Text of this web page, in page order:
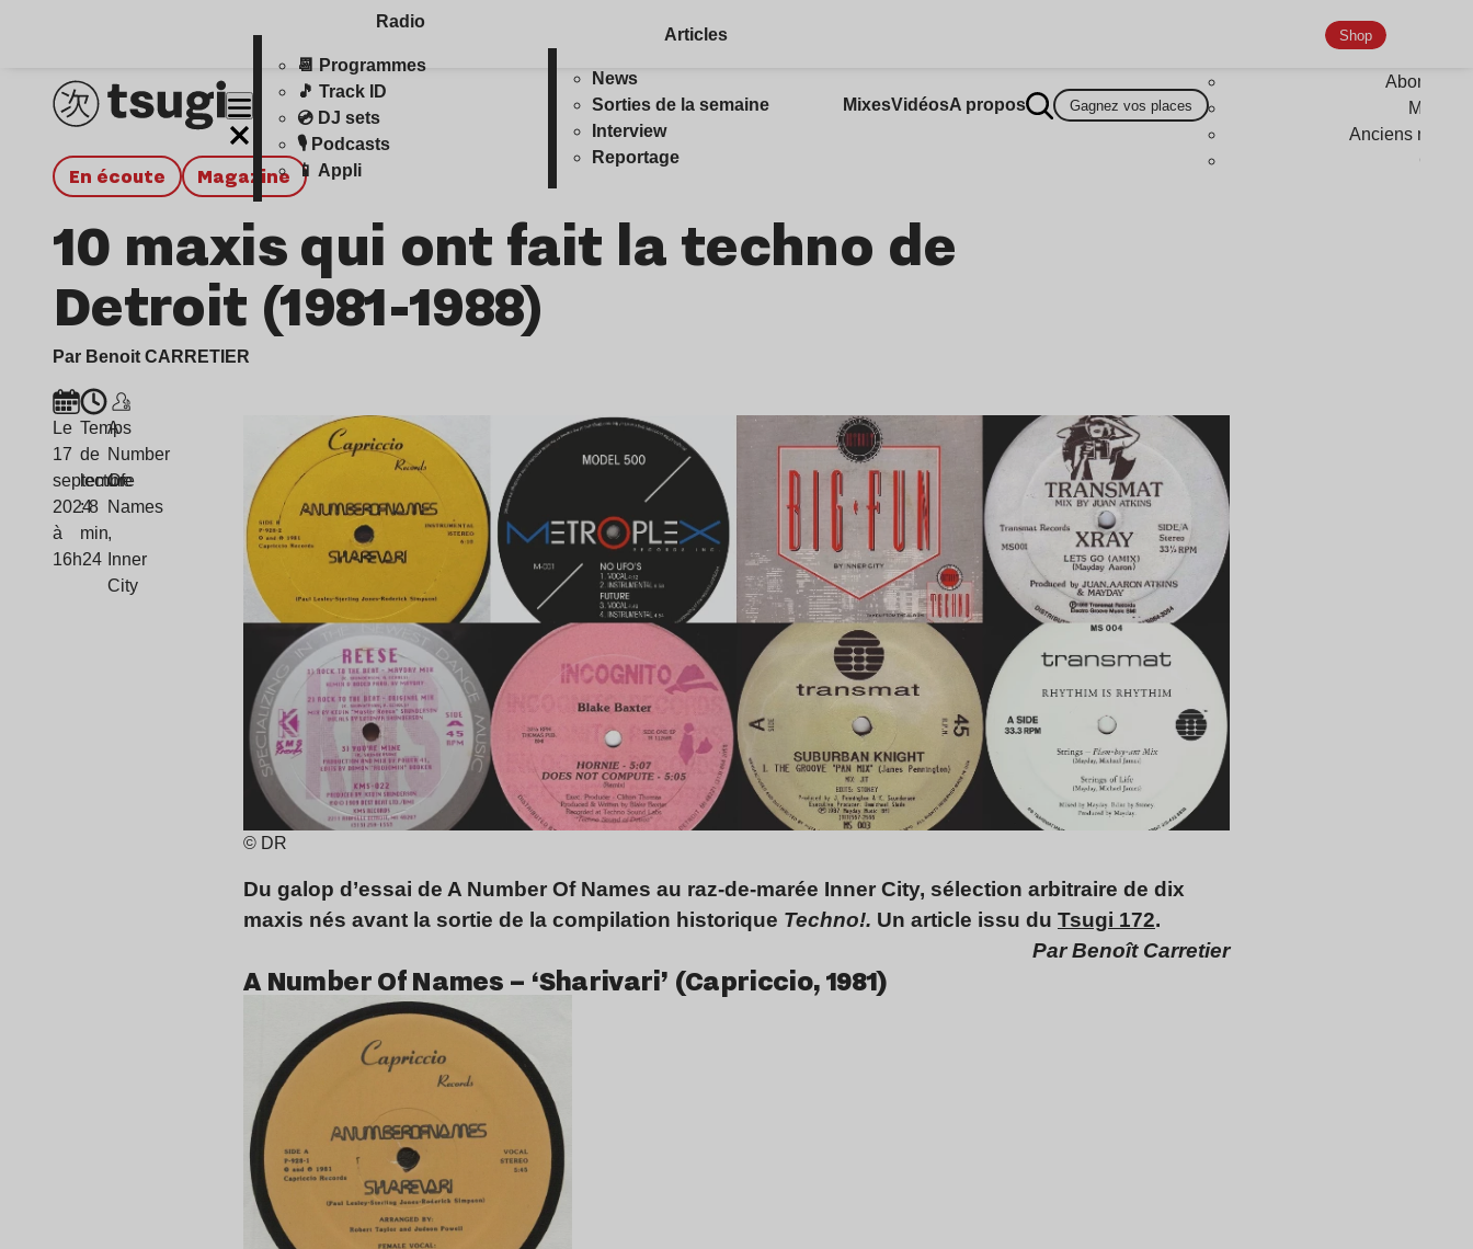
Radio
📆 Programmes
🎵 Track ID
💿 DJ sets
🎙️ Podcasts
📱 Appli
Articles
News
Sorties de la semaine
Interview
Reportage
MixesVidéosA propos Gagnez vos places
Shop
Anciens
en écoute magazine
10 maxis qui ont fait la techno de
Detroit (1981-1988)
Par Benoit CARRETIER
Le
17
septembre
2024
à
16h24
Temps
de
lecture
: 8
min
A
Number
Of
Names
,
Inner
City
© DR
Du galop d’essai de A Number Of Names au raz-de-marée Inner City, sélection arbitraire de dix
maxis nés avant la sortie de la compilation historique Techno!. Un article issu du Tsugi 172.
Par Benoît Carretier
A Number Of Names – ‘Sharivari’ (Capriccio, 1981)